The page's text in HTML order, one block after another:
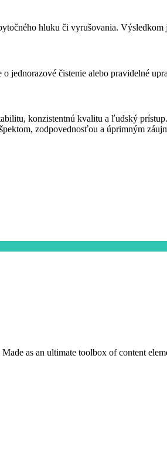
hluku či vyrušovania.
jednorazové čistenie alebo pravidelné
konzistentnú kvalitu a ľudský
zodpovednosťou a úprimným
as an ultimate toolbox of content